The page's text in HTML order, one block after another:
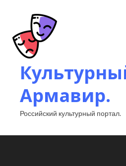
Армавир.
Российский культурный портал.